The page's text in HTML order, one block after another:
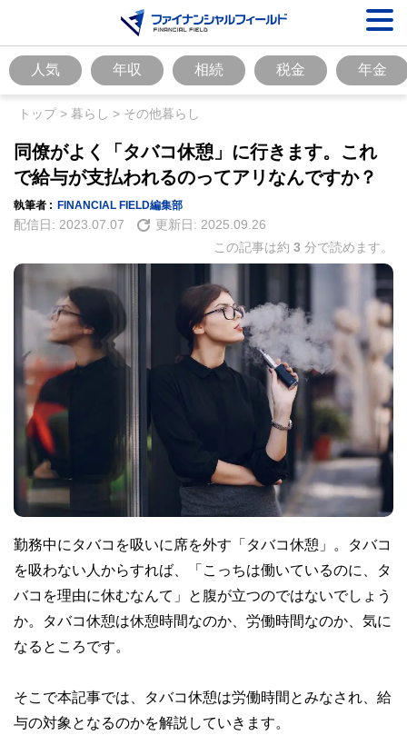
人気 年収 相続 税金 年金
トップ> 暮らし > その他暮らし
同僚がよく「タバコ休憩」に行きます。これ
で給与が支払われるのってアリなんですか？
執筆者 : FINANCIAL FIELD編集部
配信日: 2023.07.07 更新日: 2025.09.26
この記事は約 3 分で読めます。
勤務中にタバコを吸いに席を外す「タバコ休憩」。タバコ
を吸わない人からすれば、「こっちは働いているのに、タ
バコを理由に休むなんて」と腹が立つのではないでしょう
か。タバコ休憩は休憩時間なのか、労働時間なのか、気に
なるところです。
そこで本記事では、タバコ休憩は労働時間とみなされ、給
与の対象となるのかを解説していきます。